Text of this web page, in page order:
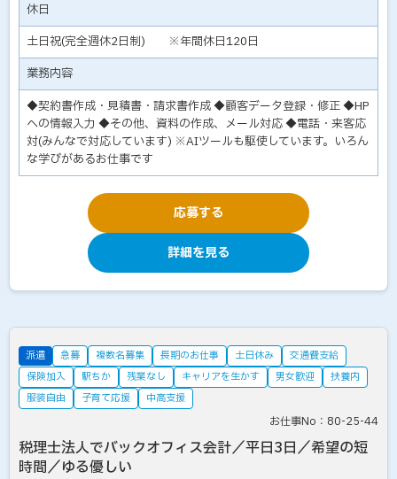
休日
土日祝(完全週休2日制) ※年間休日120日
業務内容
◆契約書作成・見積書・請求書作成 ◆顧客データ登録・修正 ◆HP
への情報入力 ◆その他、資料の作成、メール対応 ◆電話・来客応
対(みんなで対応しています) ※AIツールも駆使しています。いろん
な学びがあるお仕事です
応募する
詳細を見る
派遣 急募 複数名募集 長期のお仕事 土日休み
交通費支給
保険加入
駅ちか 残業なし キャリアを生かす 男女歓迎
扶養内
服装自由
子育て応援 中高支援
お仕事No：80-25-44
税理士法人でバックオフィス会計／平日3日／希望の短
時間／ゆる優しい